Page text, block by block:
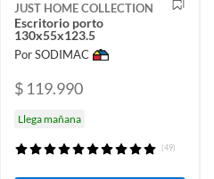
JUST HOME COLLECTION
Escritorio porto
130x55x123.5
Por SODIMAC
$ 119.990
Llega mañana
(49)